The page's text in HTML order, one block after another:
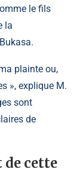
le fils
la
plainte ou,
», explique M.
sont
de
de cette